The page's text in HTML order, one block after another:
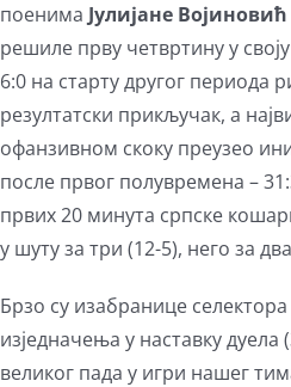
поенима Јулијане Војиновић
решиле прву четвртину у
6:0 на старту другог периода
резултатски прикључак, а
офанзивном скоку преузео
после првог полувремена –
првих 20 минута српске
у шуту за три (12-5), него за
Брзо су изабранице селектора
изједначења у наставку дуела
великог пада у игри нашег